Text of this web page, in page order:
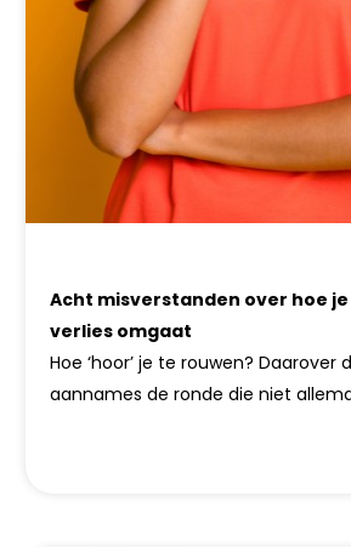
Acht misverstanden over hoe
verlies omgaat
Hoe ‘hoor’ je te rouwen? Daarover
aannames de ronde die niet